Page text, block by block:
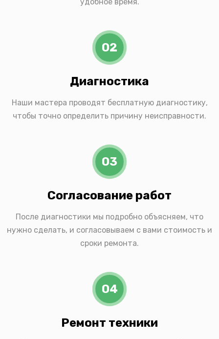
02
Диагностика
Наши мастера проводят бесплатную диагностику,
чтобы точно определить причину неисправности.
03
Согласование работ
После диагностики мы подробно объясняем, что
нужно сделать, и согласовываем с вами стоимость и
сроки ремонта.
04
Ремонт техники